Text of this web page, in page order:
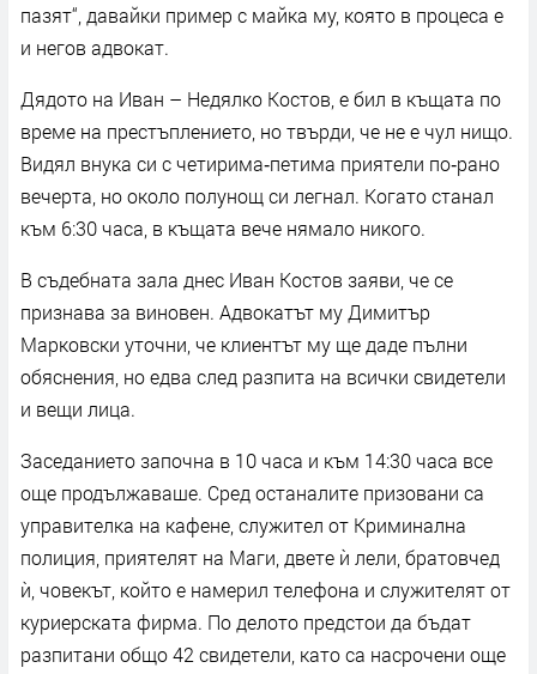
пазят“, давайки пример с майка му, която в процеса е
и негов адвокат.
Дядото на Иван – Недялко Костов, е бил в къщата по
време на престъплението, но твърди, че не е чул нищо.
Видял внука си с четирима‑петима приятели по‑рано
вечерта, но около полунощ си легнал. Когато станал
към 6:30 часа, в къщата вече нямало никого.
В съдебната зала днес Иван Костов заяви, че се
признава за виновен. Адвокатът му Димитър
Марковски уточни, че клиентът му ще даде пълни
обяснения, но едва след разпита на всички свидетели
и вещи лица.
Заседанието започна в 10 часа и към 14:30 часа все
още продължаваше. Сред останалите призовани са
управителка на кафене, служител от Криминална
полиция, приятелят на Маги, двете ѝ лели, братовчед
ѝ, човекът, който е намерил телефона и служителят от
куриерската фирма. По делото предстои да бъдат
разпитани общо 42 свидетели, като са насрочени още